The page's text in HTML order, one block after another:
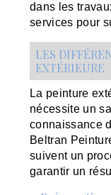
dans les
services pour
LES
EXTÉRIEURE
La peinture
nécessite un
connaissance
Beltran
suivent un
garantir un